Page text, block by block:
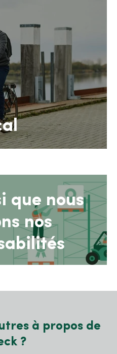
que nous
nos
à propos de
?